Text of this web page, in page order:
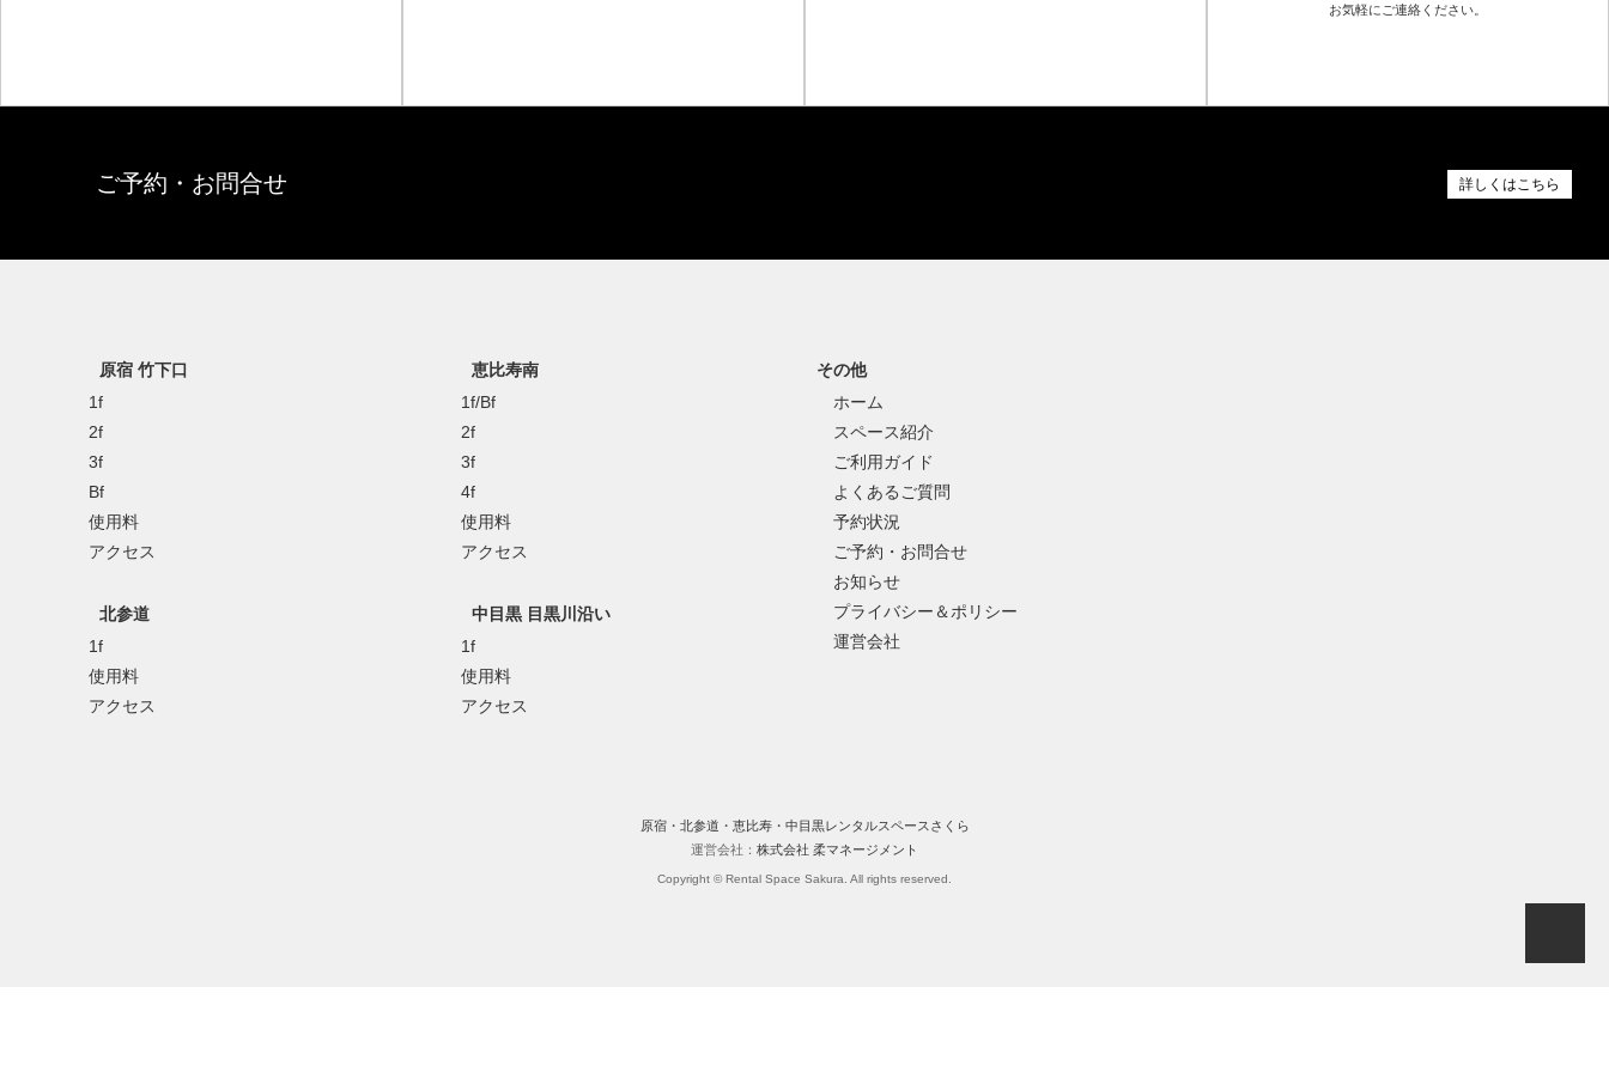
お気軽にご連絡ください。
ご予約・お問合せ 詳しくはこちら
原宿 竹下口
1f
2f
3f
Bf
使用料
アクセス
北参道
1f
使用料
アクセス
恵比寿南
1f/Bf
2f
3f
4f
使用料
アクセス
中目黒 目黒川沿い
1f
使用料
アクセス
その他
ホーム
スペース紹介
ご利用ガイド
よくあるご質問
予約状況
ご予約・お問合せ
お知らせ
プライバシー＆ポリシー
運営会社
原宿・北参道・恵比寿・中目黒レンタルスペースさくら
運営会社： 株式会社 柔マネージメント
Copyright © Rental Space Sakura. All rights reserved.